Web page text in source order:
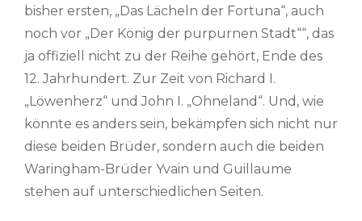
bisher ersten, „Das Lächeln der Fortuna“, auch
noch vor „Der König der purpurnen Stadt““, das
ja offiziell nicht zu der Reihe gehört, Ende des
12. Jahrhundert. Zur Zeit von Richard I.
„Löwenherz“ und John I. „Ohneland“. Und, wie
könnte es anders sein, bekämpfen sich nicht nur
diese beiden Brüder, sondern auch die beiden
Waringham-Brüder Yvain und Guillaume
stehen auf unterschiedlichen Seiten.